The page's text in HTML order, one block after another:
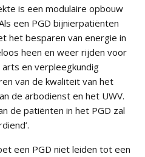
is een modulaire opbouw
een PGD bijnierpatiënten
het besparen van energie in
heen en weer rijden voor
en verpleegkundig
van de kwaliteit van het
de arbodienst en het UWV.
de patiënten in het PGD zal
een PGD niet leiden tot een